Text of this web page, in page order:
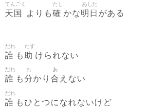
天国
てんごく
よりも確
たし
かな明日
あした
がある
誰
だれ
も助
たす
けられない
誰
だれ
も分
わ
かり 合
あ
えない
誰
だれ
もひとつになれないけど